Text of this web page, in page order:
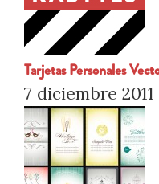
Tarjetas Personales
7 diciembre 2011